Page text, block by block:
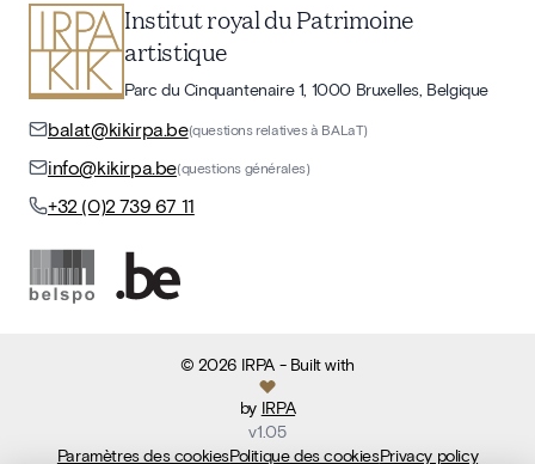
Institut royal du Patrimoine
artistique
Parc du Cinquantenaire 1, 1000 Bruxelles, Belgique
balat@kikirpa.be(questions relatives à BALaT)
info@kikirpa.be(questions générales)
+32 (0)2 739 67 11
©2026 IRPA- Built with
by IRPA
v1.05
Paramètres des cookiesPolitique des cookiesPrivacy policy